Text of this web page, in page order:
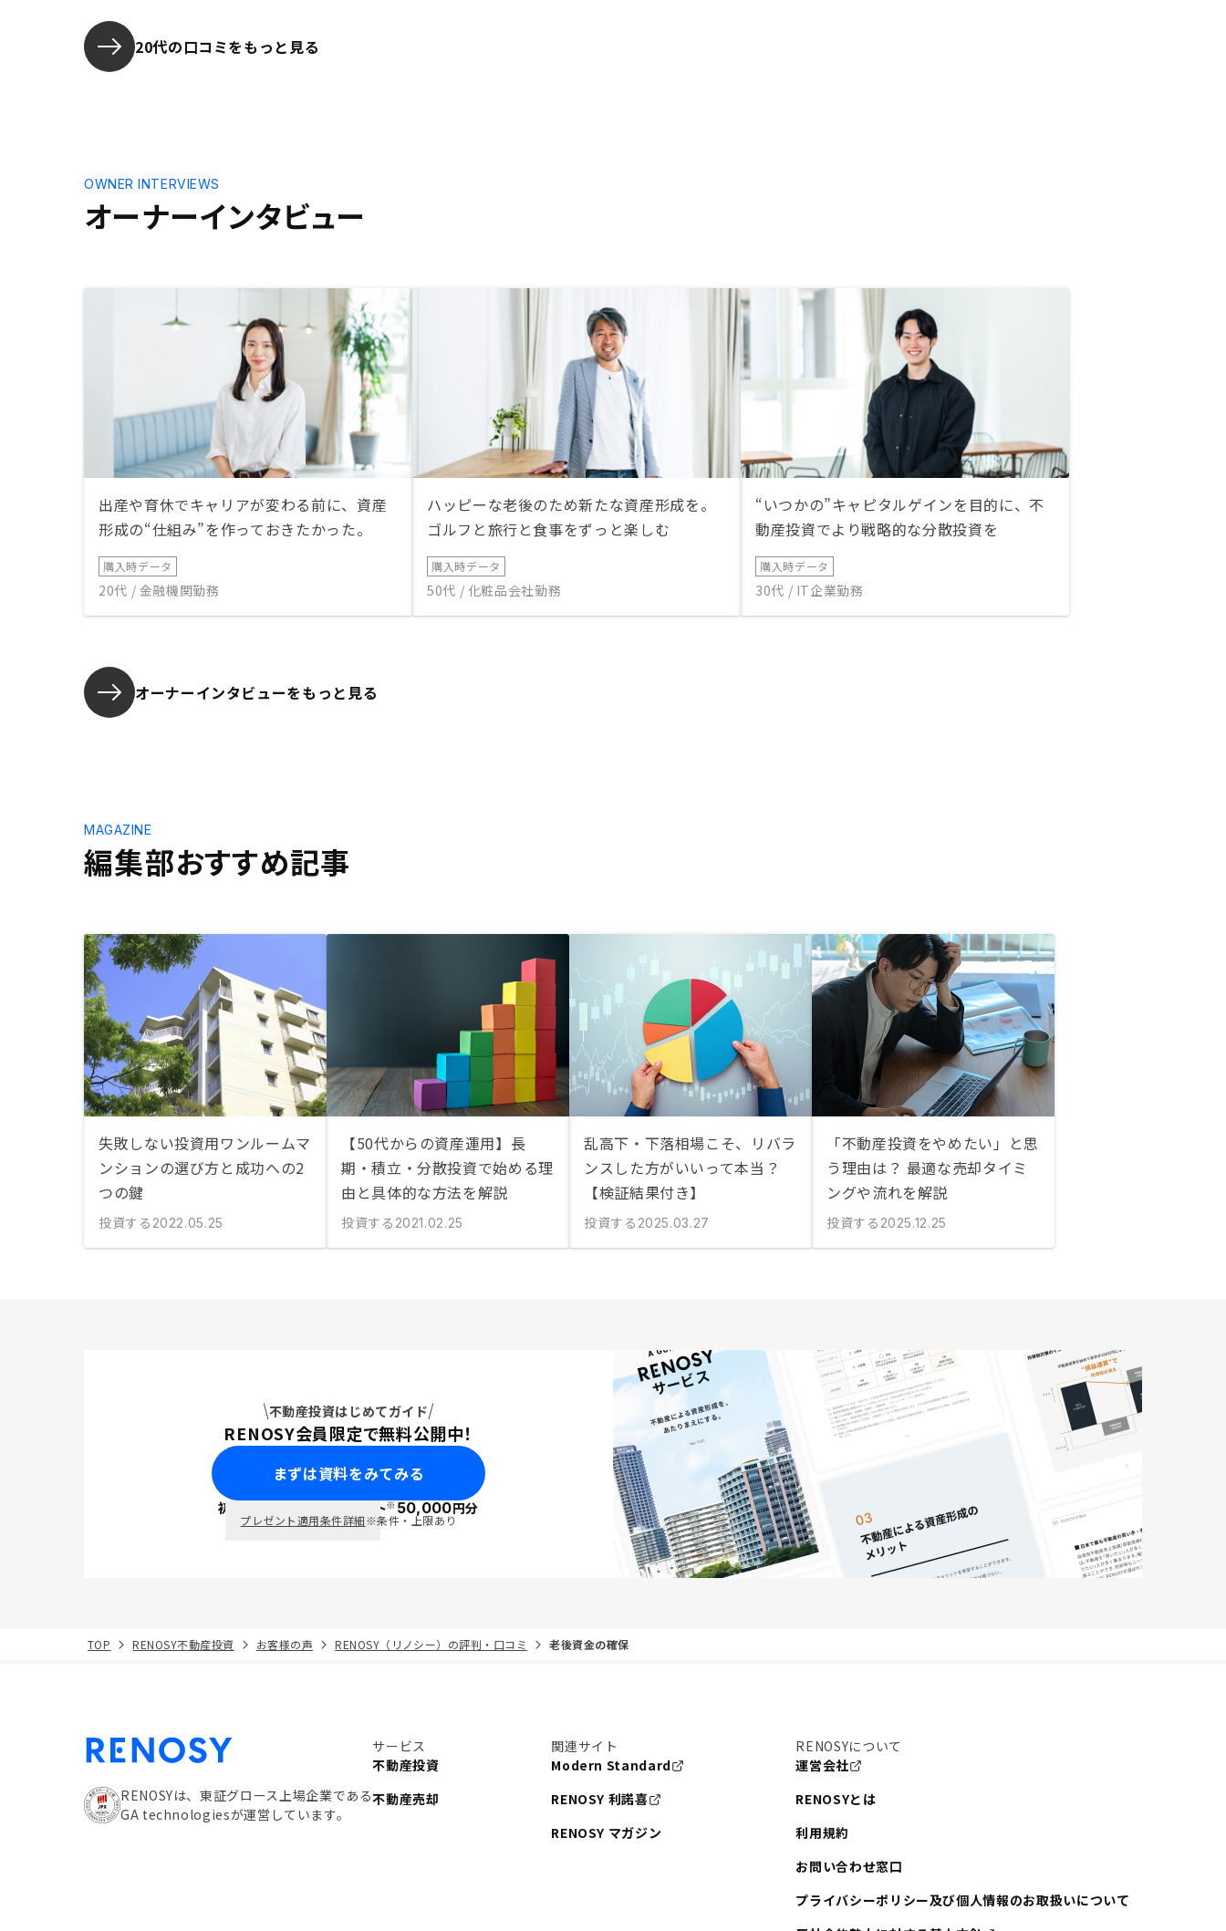
き、担当営業の印象がよかったので
購入を決断しました。
20代の口コミをもっと見る
オーナーインタビュー
OWNER INTERVIEWS
出産や育休でキャリアが変わる前に、資産
形成の“仕組み”を作っておきたかった。
購入時データ
20代 / 金融機関勤務
ハッピーな老後のため新たな資産形成を。
ゴルフと旅行と食事をずっと楽しむ
購入時データ
50代 / 化粧品会社勤務
“いつかの”キャピタルゲインを目的に、不
動産投資でより戦略的な分散投資を
購入時データ
30代 / IT企業勤務
オーナーインタビューをもっと見る
編集部おすすめ記事
MAGAZINE
失敗しない投資用ワンルームマ
ンションの選び方と成功への2
つの鍵
投資する 2022.05.25
【50代からの資産運用】長
期・積立・分散投資で始める理
由と具体的な方法を解説
投資する 2021.02.25
乱高下・下落相場こそ、リバラ
ンスした方がいいって本当？
【検証結果付き】
投資する 2025.03.27
「不動産投資をやめたい」と思
う理由は？ 最適な売却タイミ
ングや流れを解説
投資する 2025.12.25
不動産投資はじめてガイド
RENOSY会員限定で無料公開中！
まずは資料をみてみる
初回面談で ポイント※50,000円分
プレゼント適用条件詳細※条件・上限あり
TOP RENOSY不動産投資 お客様の声 RENOSY（リノシー）の評判・口コミ 老後資金の確保
RENOSYは、東証グロース上場企業である
GA technologiesが運営しています。
サービス
不動産投資
不動産売却
関連サイト
Modern Standard
RENOSY 利諾喜
RENOSY マガジン
RENOSYについて
運営会社
RENOSYとは
利用規約
お問い合わせ窓口
プライバシーポリシー及び個人情報のお取扱いについて